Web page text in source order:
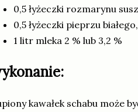
0,5 łyżeczki rozmarynu
0,5 łyżeczki pieprzu białego,
1 litr mleka 2 % lub 3,2 %
kawałek schabu może